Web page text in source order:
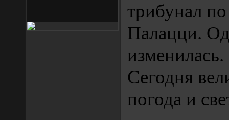
трибунал
Палацци.
Сегодня
погода и